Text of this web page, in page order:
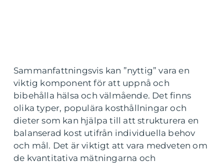
Sammanfattningsvis kan ”nyttig” vara en
viktig komponent för att uppnå och
bibehålla hälsa och välmående. Det finns
olika typer, populära kosthållningar och
dieter som kan hjälpa till att strukturera en
balanserad kost utifrån individuella behov
och mål. Det är viktigt att vara medveten om
de kvantitativa mätningarna och